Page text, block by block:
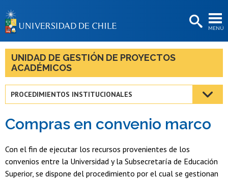
MENÚ
BIBLIOTECAS
LA UNIVERSIDAD
Estudiantes
Egresadas/os
UNIDAD DE GESTIÓN DE PROYECTOS
ACADÉMICOS
PROCEDIMIENTOS INSTITUCIONALES
Compras en convenio marco
Con el fin de ejecutar los recursos provenientes de los
convenios entre la Universidad y la Subsecretaría de Educación
Superior, se dispone del procedimiento por el cual se gestionan